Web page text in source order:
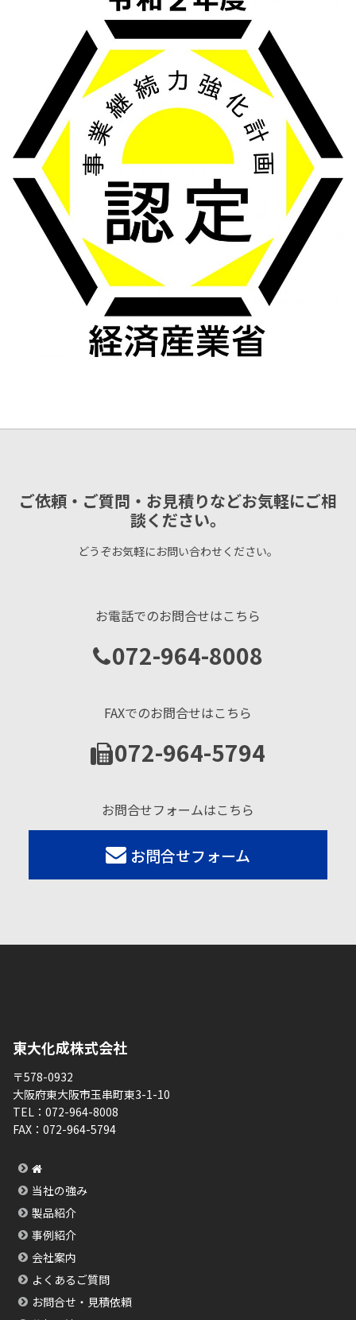
ご依頼・ご質問・お見積りなどお気軽にご相
談ください。
どうぞお気軽にお問い合わせください。
お電話でのお問合せはこちら
072-964-8008
FAXでのお問合せはこちら
072-964-5794
お問合せフォームはこちら
お問合せフォーム
東大化成株式会社
〒578-0932
大阪府東大阪市玉串町東3-1-10
TEL： 072-964-8008
FAX： 072-964-5794
当社の強み
製品紹介
事例紹介
会社案内
よくあるご質問
お問合せ・見積依頼